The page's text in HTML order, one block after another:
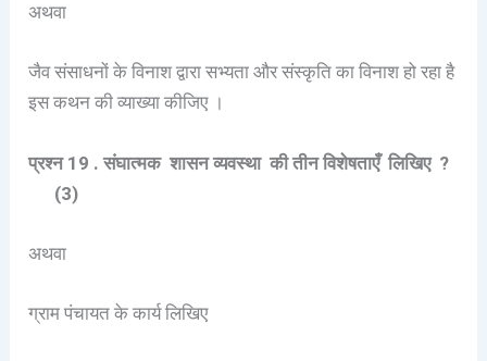
अथवा
जैव संसाधनों के विनाश द्वारा सभ्यता और संस्कृति का विनाश हो रहा है
इस कथन की व्याख्या कीजिए ।
प्रश्न 19 . संघात्मक शासन व्यवस्था की तीन विशेषताएँ लिखिए ?
(3)
अथवा
ग्राम पंचायत के कार्य लिखिए